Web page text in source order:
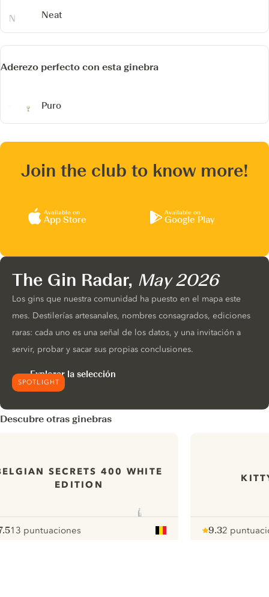
Neat
Aderezo perfecto con esta ginebra
Puro
Join the club to know more!
Available on
App Store
Available on
Google Play
SPOTLIGHT
The Gin Radar, May 2026
Los gins que nuestra comunidad ha puesto en el mapa este
mes. Destilerías artesanales, nombres consagrados, ediciones
raras: cada uno es una señal de los datos, y una invitación a
servir, probar y sacar sus propias conclusiones.
Explorar la selección
Descubre otras ginebras
SECRETS 400 WHITE
EDITION
pour
13 puntuaciones
9.3
pour
2